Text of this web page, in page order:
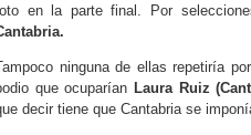
en la parte final. Por
ninguna de ellas repetiría
que ocuparían Laura Ruiz
decir tiene que Cantabria se